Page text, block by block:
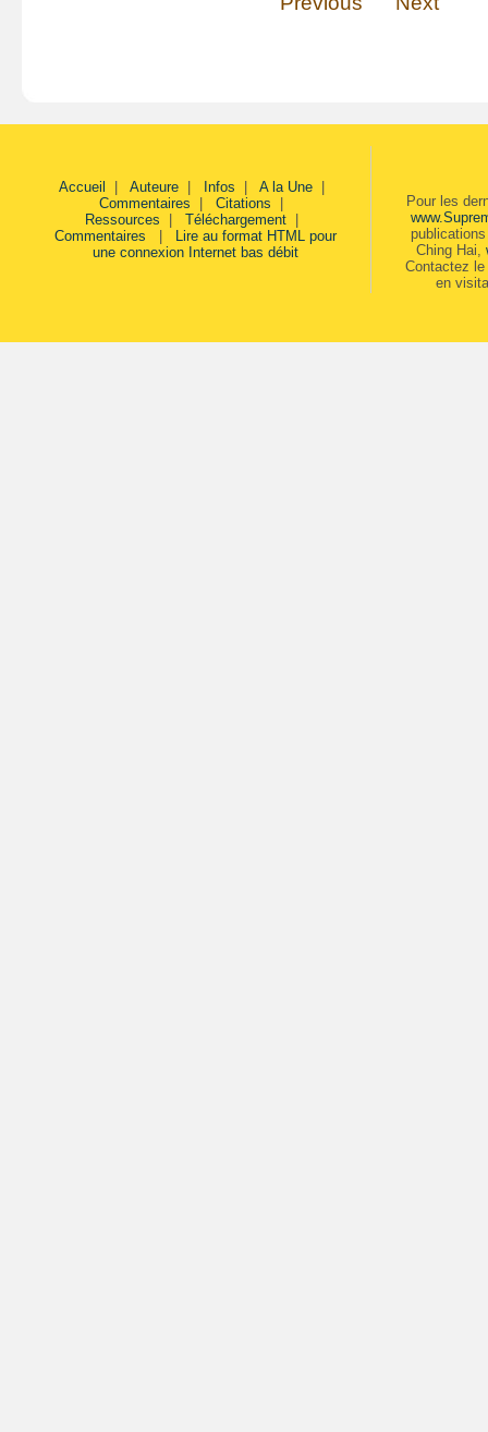
Accueil Auteure| Infos A la Une|
Commentaires
Citations
Ressources
Téléchargement|
Commentaires
Lire au format HTML pour
une connexion Internet bas débit
Pour les
Ching Hai,
Contactez
en